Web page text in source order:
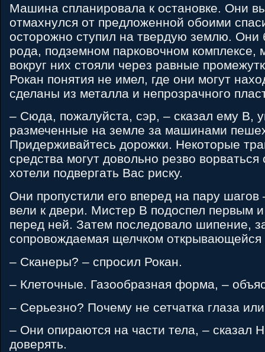
Машина спланировала к остановке. Они
отмахнулся от предложенной обоими
осторожно ступил на твердую землю. Они
рода, подземном парковочном
вокруг них стояли через равные
Рокан понятия не имел, где они могут
сделаны из металла и непрозрачного
– Сюда, пожалуйста, сэр, – сказал ему B,
размеченные на земле за машинами
Придерживайтесь дорожки. Некоторые
средства могут довольно резво
хотели подвергать Вас риску.
Они пропустили его вперед на пару шагов
вели к двери. Мистер B подоспел первым
перед ней. Затем последовало шипение,
сопровождаемая щелчком открывающейся
– Сканеры? – спросил Рокан.
– Клеточные. Газообразная форма, –
– Серьезно? Почему не сетчатка глаза
– Они опираются на части тела, – сказал
доверять.